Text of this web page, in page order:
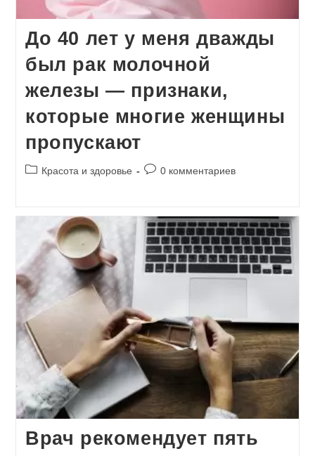
До 40 лет у меня дважды
был рак молочной
железы — признаки,
которые многие женщины
пропускают
Рубрика
Красота и здоровье
Комментарии
0 комментариев
Врач рекомендует пять